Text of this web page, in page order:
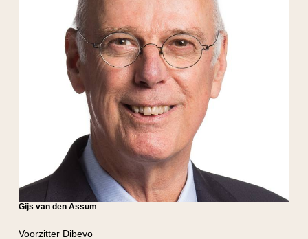
Voorzitter Dibevo
Gijs van den Assum